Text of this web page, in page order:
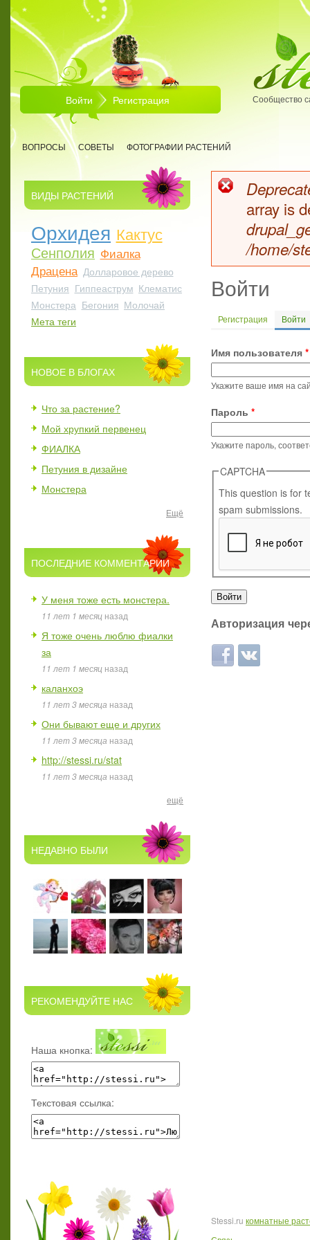
Перейти к основному содержанию
Войти Регистрация Сообщество
ВОПРОСЫ СОВЕТЫ ФОТОГРАФИИ РАСТЕНИЙ
ВИДЫ РАСТЕНИЙ
Орхидея Кактус
Сенполия Фиалка
Драцена Долларовое дерево
Петуния Гиппеаструм Клематис
Монстера Бегония Молочай
Мета теги
НОВОЕ В БЛОГАХ
Что за растение?
Мой хрупкий первенец
ФИАЛКА
Петуния в дизайне
Монстера
Ещё
ПОСЛЕДНИЕ КОММЕНТАРИИ
У меня тоже есть монстера.
11 лет 1 месяц назад
Я тоже очень люблю фиалки
за
11 лет 1 месяц назад
каланхоэ
11 лет 3 месяца назад
Они бывают еще и других
11 лет 3 месяца назад
http://stessi.ru/stat
11 лет 3 месяца назад
ещё
НЕДАВНО БЫЛИ
РЕКОМЕНДУЙТЕ НАС
Наша кнопка:
Текстовая ссылка:
array is
/home/
Войти
Главные
Регистрация Войти
Имя пользователя *
Укажите ваше имя на
Пароль *
Укажите пароль,
CAPTCHA
This question is for
spam submissions.
Авторизация
Login with Facebook
Login with
Stessi.ru комнатные